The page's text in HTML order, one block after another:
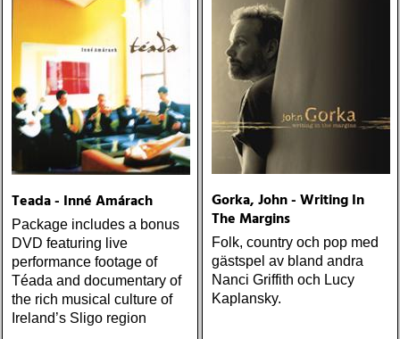
Teada - Inné Amárach
Package includes a bonus
DVD featuring live
performance footage of
Téada and documentary of
the rich musical culture of
Ireland’s Sligo region
Gorka, John - Writing In
The Margins
Folk, country och pop med
gästspel av bland andra
Nanci Griffith och Lucy
Kaplansky.